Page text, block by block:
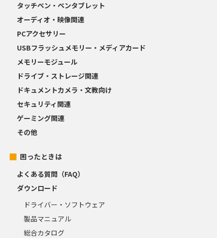
タッチペン・ペンタブレット
オーディオ・映像関連
PCアクセサリー
USBフラッシュメモリー・メディアカード
メモリーモジュール
ドライブ・ストレージ関連
ドキュメントカメラ・文教向け
セキュリティ関連
ゲーミング関連
その他
困ったときは
よくある質問（FAQ）
ダウンロード
ドライバー・ソフトウェア
製品マニュアル
総合カタログ